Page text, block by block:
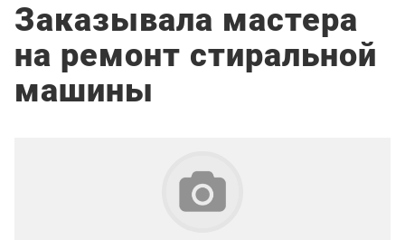
Заказывала мастера
на ремонт стиральной
машины